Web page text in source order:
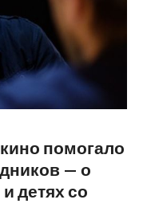
помогало
— о
детях со